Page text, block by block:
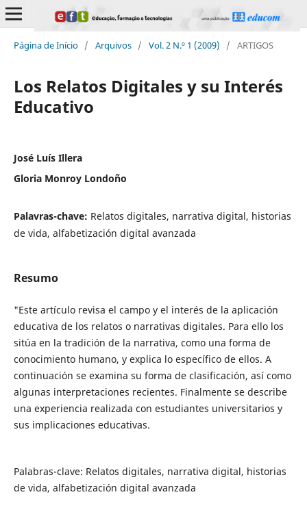
Página de Início / Arquivos / Vol. 2 N.º 1 (2009) / ARTIGOS
Los Relatos Digitales y su Interés
Educativo
José Luís Illera
Gloria Monroy Londoño
Palavras-chave: Relatos digitales, narrativa digital, historias
de vida, alfabetización digital avanzada
Resumo
"Este artículo revisa el campo y el interés de la aplicación
educativa de los relatos o narrativas digitales. Para ello los
sitúa en la tradición de la narrativa, como una forma de
conocimiento humano, y explica lo específico de ellos. A
continuación se examina su forma de clasificación, así como
algunas interpretaciones recientes. Finalmente se describe
una experiencia realizada con estudiantes universitarios y
sus implicaciones educativas.
Palabras-clave: Relatos digitales, narrativa digital, historias
de vida, alfabetización digital avanzada